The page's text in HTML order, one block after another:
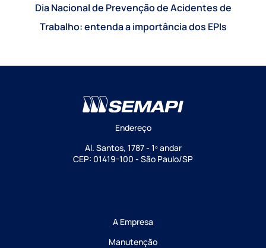
Dia Nacional de Prevenção de Acidentes de
Trabalho: entenda a importância dos EPIs
Endereço
Al. Santos, 1787 - 1º andar
CEP: 01419-100 - São Paulo/SP
A Empresa
Manutenção